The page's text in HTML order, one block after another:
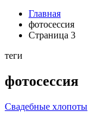
Главная
фотосессия
Страница 3
теги
фотосессия
Свадебные хлопоты